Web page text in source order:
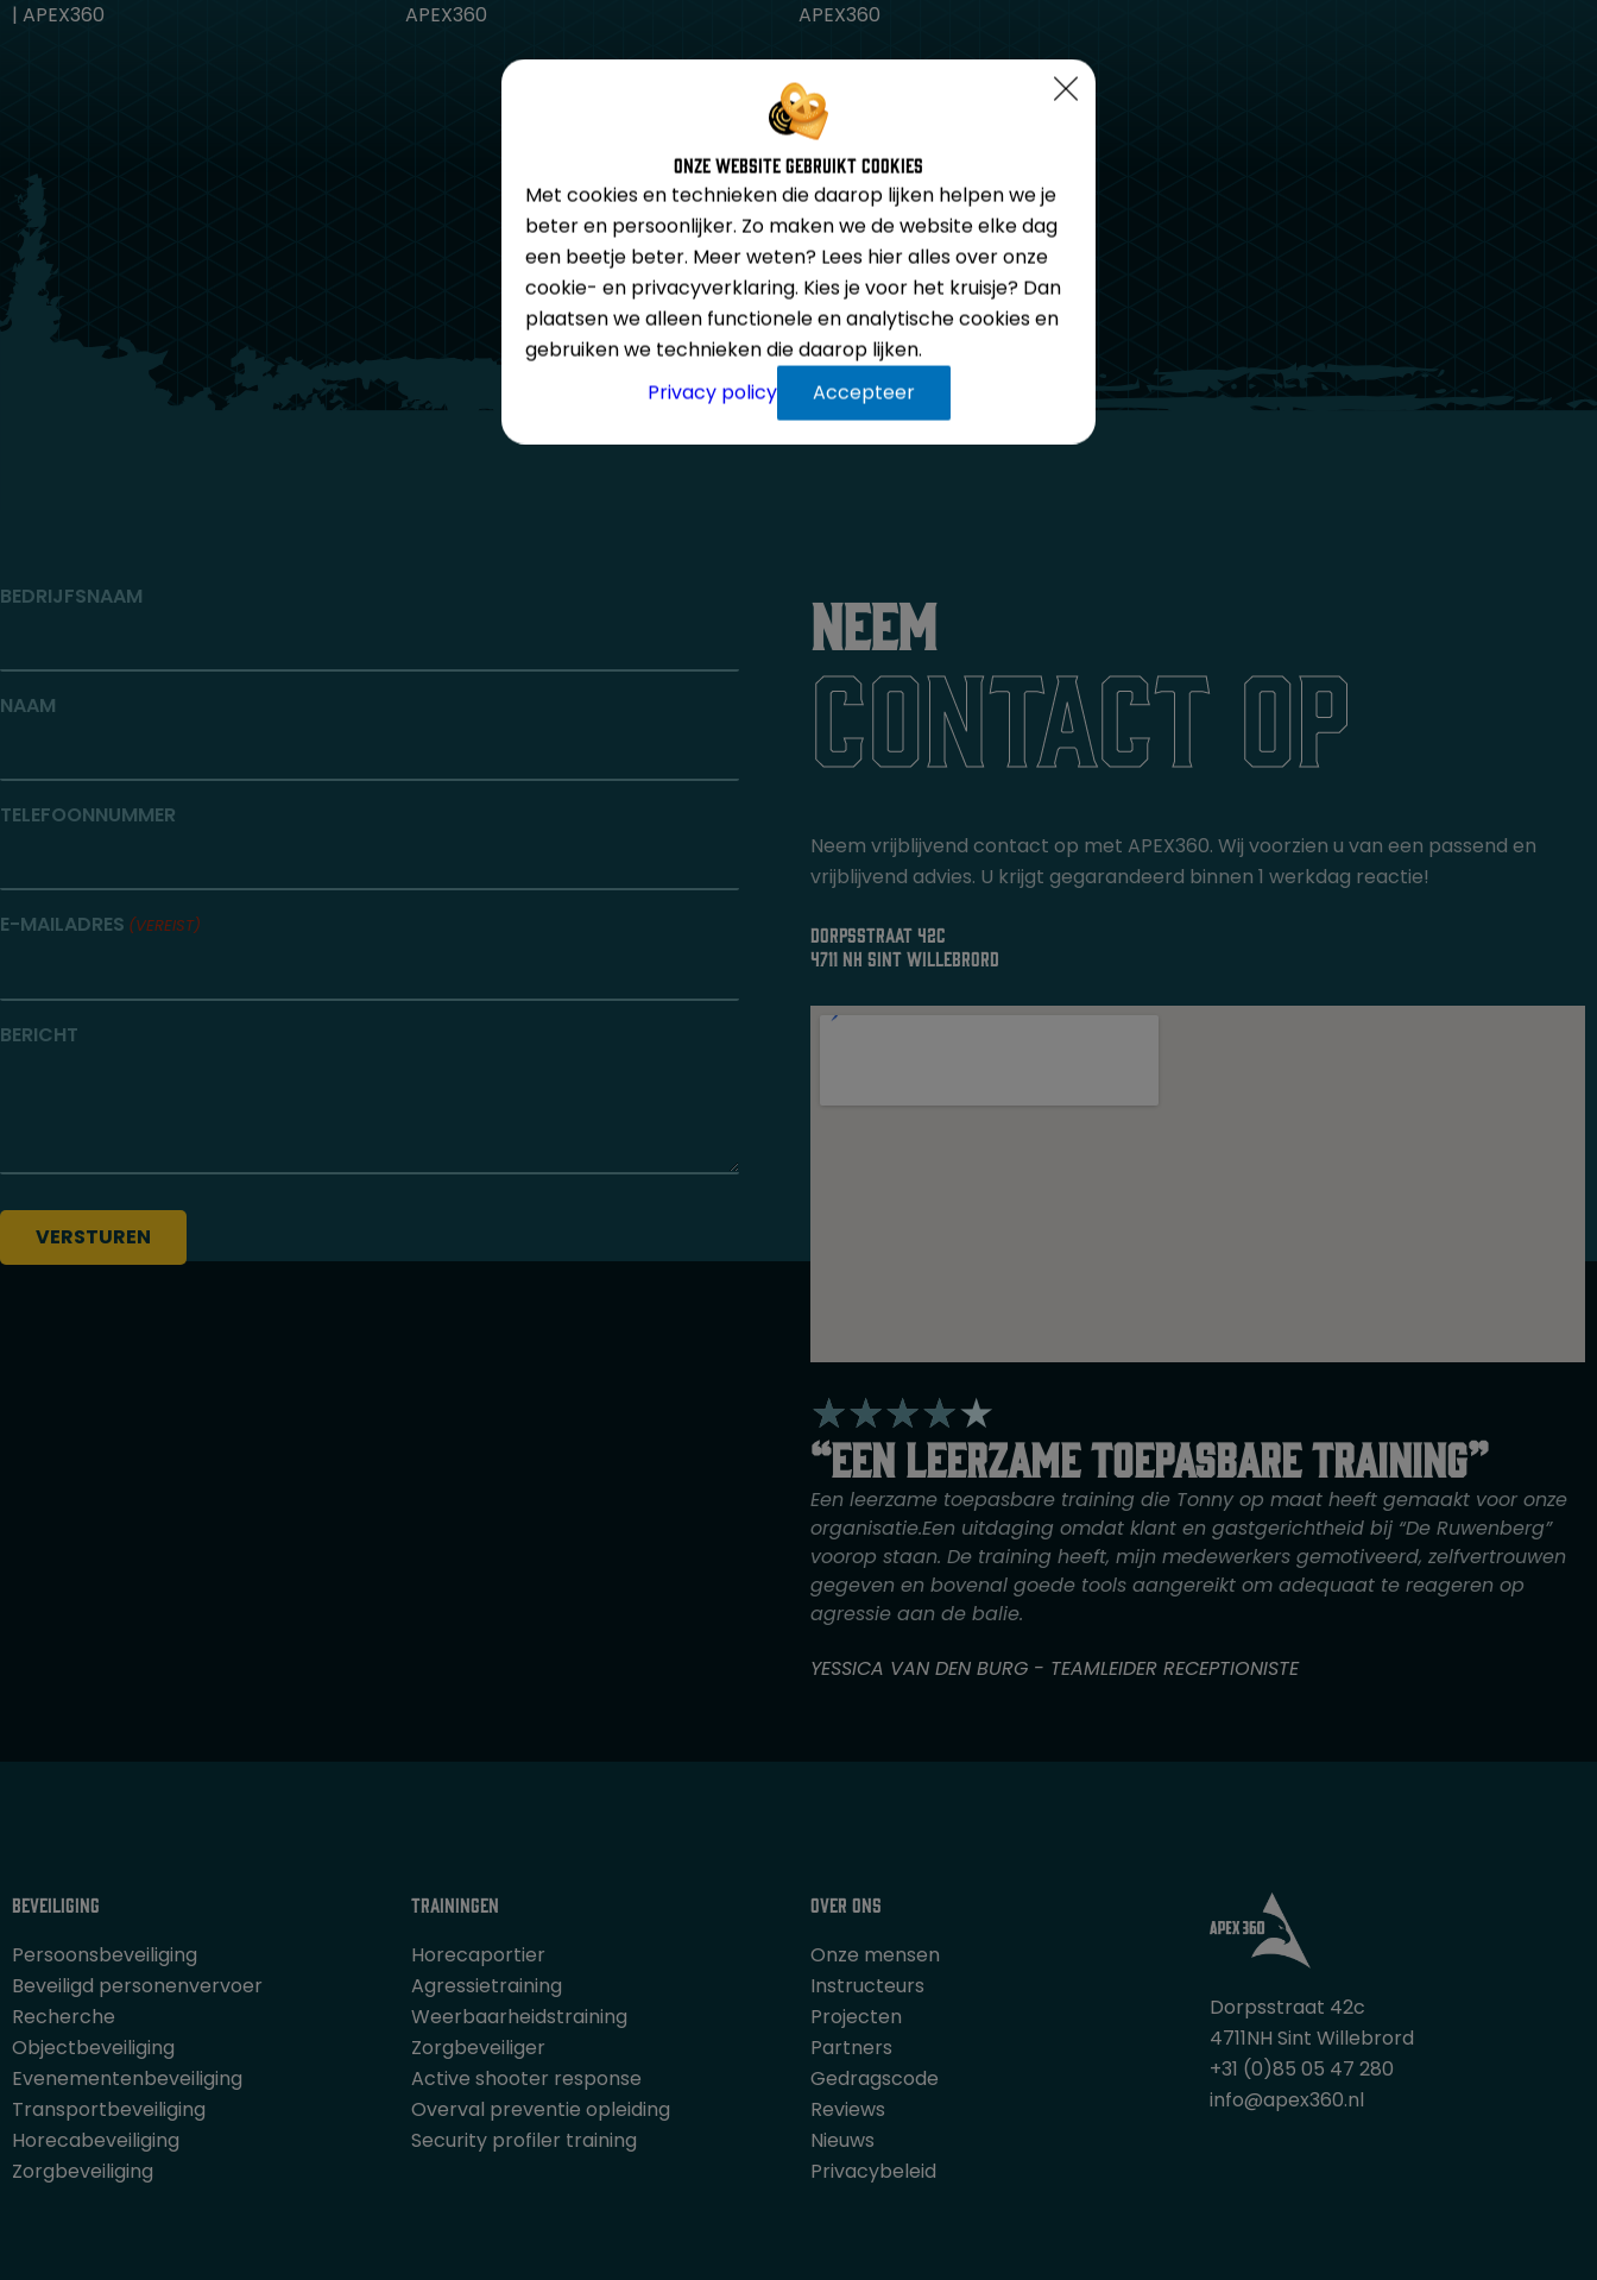
| APEX360
APEX360
APEX360
BEDRIJFSNAAM
NAAM
TELEFOONNUMMER
E-MAILADRES (VEREIST)
BERICHT
Neem
contact op
Neem vrijblijvend contact op met APEX360. Wij voorzien u van een passend en
vrijblijvend advies. U krijgt gegarandeerd binnen 1 werkdag reactie!
dorpsstraat 42c
4711 nh sint willebrord
★★★★★
a
a
r
d
e
r
i
n
g
“Een leerzame toepasbare training”
Een leerzame toepasbare training die Tonny op maat heeft gemaakt voor onze
organisatie.Een uitdaging omdat klant en gastgerichtheid bij “De Ruwenberg”
voorop staan. De training heeft, mijn medewerkers gemotiveerd, zelfvertrouwen
gegeven en bovenal goede tools aangereikt om adequaat te reageren op
agressie aan de balie.
YESSICA VAN DEN BURG - TEAMLEIDER RECEPTIONISTE
Beveiliging
Persoonsbeveiliging
Beveiligd personenvervoer
Recherche
Objectbeveiliging
Evenementenbeveiliging
Transportbeveiliging
Horecabeveiliging
Zorgbeveiliging
Trainingen
Horecaportier
Agressietraining
Weerbaarheidstraining
Zorgbeveiliger
Active shooter response
Overval preventie opleiding
Security profiler training
Over ons
Onze mensen
Instructeurs
Projecten
Partners
Gedragscode
Reviews
Nieuws
Privacybeleid
Dorpsstraat 42c
4711NH Sint Willebrord
+31 (0)85 05 47 280
info@apex360.nl
Onze website gebruikt cookies
Met cookies en technieken die daarop lijken helpen we je
beter en persoonlijker. Zo maken we de website elke dag
een beetje beter. Meer weten? Lees hier alles over onze
cookie- en privacyverklaring. Kies je voor het kruisje? Dan
plaatsen we alleen functionele en analytische cookies en
gebruiken we technieken die daarop lijken.
Privacy policy
Accepteer